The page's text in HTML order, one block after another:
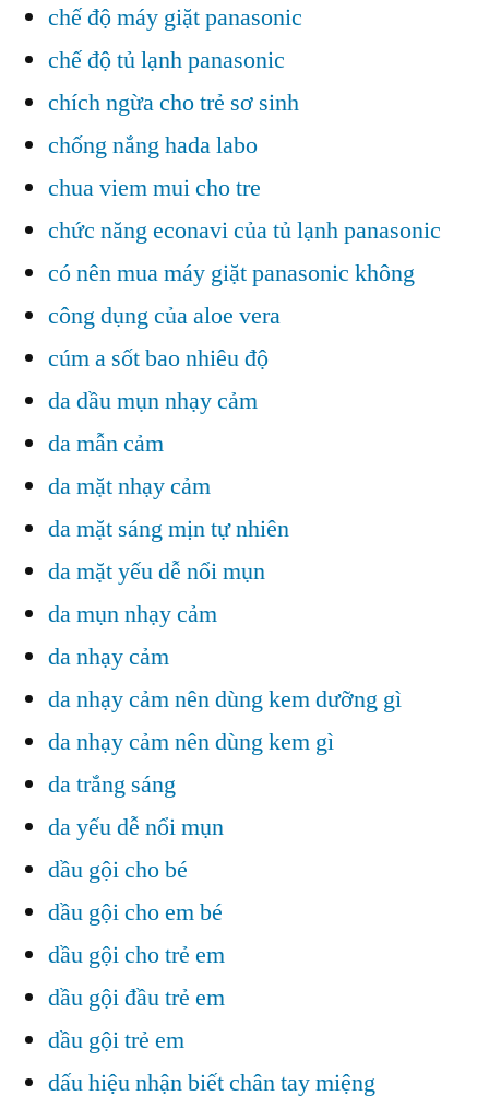
chế độ máy giặt panasonic
chế độ tủ lạnh panasonic
chích ngừa cho trẻ sơ sinh
chống nắng hada labo
chua viem mui cho tre
chức năng econavi của tủ lạnh panasonic
có nên mua máy giặt panasonic không
công dụng của aloe vera
cúm a sốt bao nhiêu độ
da dầu mụn nhạy cảm
da mẫn cảm
da mặt nhạy cảm
da mặt sáng mịn tự nhiên
da mặt yếu dễ nổi mụn
da mụn nhạy cảm
da nhạy cảm
da nhạy cảm nên dùng kem dưỡng gì
da nhạy cảm nên dùng kem gì
da trắng sáng
da yếu dễ nổi mụn
dầu gội cho bé
dầu gội cho em bé
dầu gội cho trẻ em
dầu gội đầu trẻ em
dầu gội trẻ em
dấu hiệu nhận biết chân tay miệng